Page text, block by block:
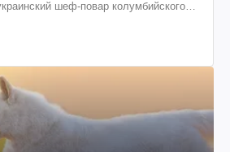
шеф-повар колумбийского